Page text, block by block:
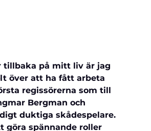
tillbaka på mitt liv är jag
över att ha fått arbeta
regissörerna som till
Bergman och
duktiga skådespelare.
göra spännande roller